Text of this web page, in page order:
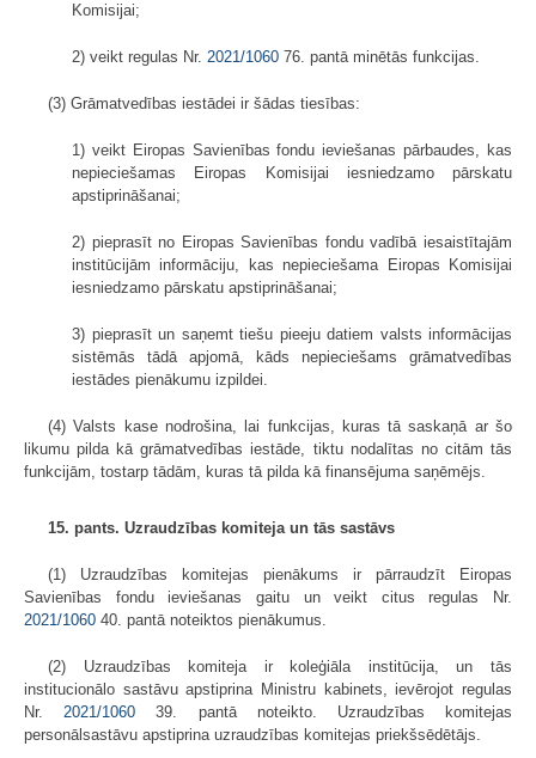
Komisijai;
2) veikt regulas Nr. 2021/1060 76. pantā minētās funkcijas.
(3) Grāmatvedības iestādei ir šādas tiesības:
1) veikt Eiropas Savienības fondu ieviešanas pārbaudes, kas
nepieciešamas Eiropas Komisijai iesniedzamo pārskatu
apstiprināšanai;
2) pieprasīt no Eiropas Savienības fondu vadībā iesaistītajām
institūcijām informāciju, kas nepieciešama Eiropas Komisijai
iesniedzamo pārskatu apstiprināšanai;
3) pieprasīt un saņemt tiešu pieeju datiem valsts informācijas
sistēmās tādā apjomā, kāds nepieciešams grāmatvedības
iestādes pienākumu izpildei.
(4) Valsts kase nodrošina, lai funkcijas, kuras tā saskaņā ar šo
likumu pilda kā grāmatvedības iestāde, tiktu nodalītas no citām tās
funkcijām, tostarp tādām, kuras tā pilda kā finansējuma saņēmējs.
15. pants. Uzraudzības komiteja un tās sastāvs
(1) Uzraudzības komitejas pienākums ir pārraudzīt Eiropas
Savienības fondu ieviešanas gaitu un veikt citus regulas Nr.
2021/1060 40. pantā noteiktos pienākumus.
(2) Uzraudzības komiteja ir koleģiāla institūcija, un tās
institucionālo sastāvu apstiprina Ministru kabinets, ievērojot regulas
Nr.2021/1060 39. pantā noteikto. Uzraudzības komitejas
personālsastāvu apstiprina uzraudzības komitejas priekšsēdētājs.